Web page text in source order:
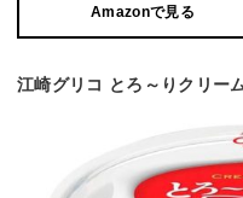
Amazonで見る
江崎グリコ とろ～りクリー